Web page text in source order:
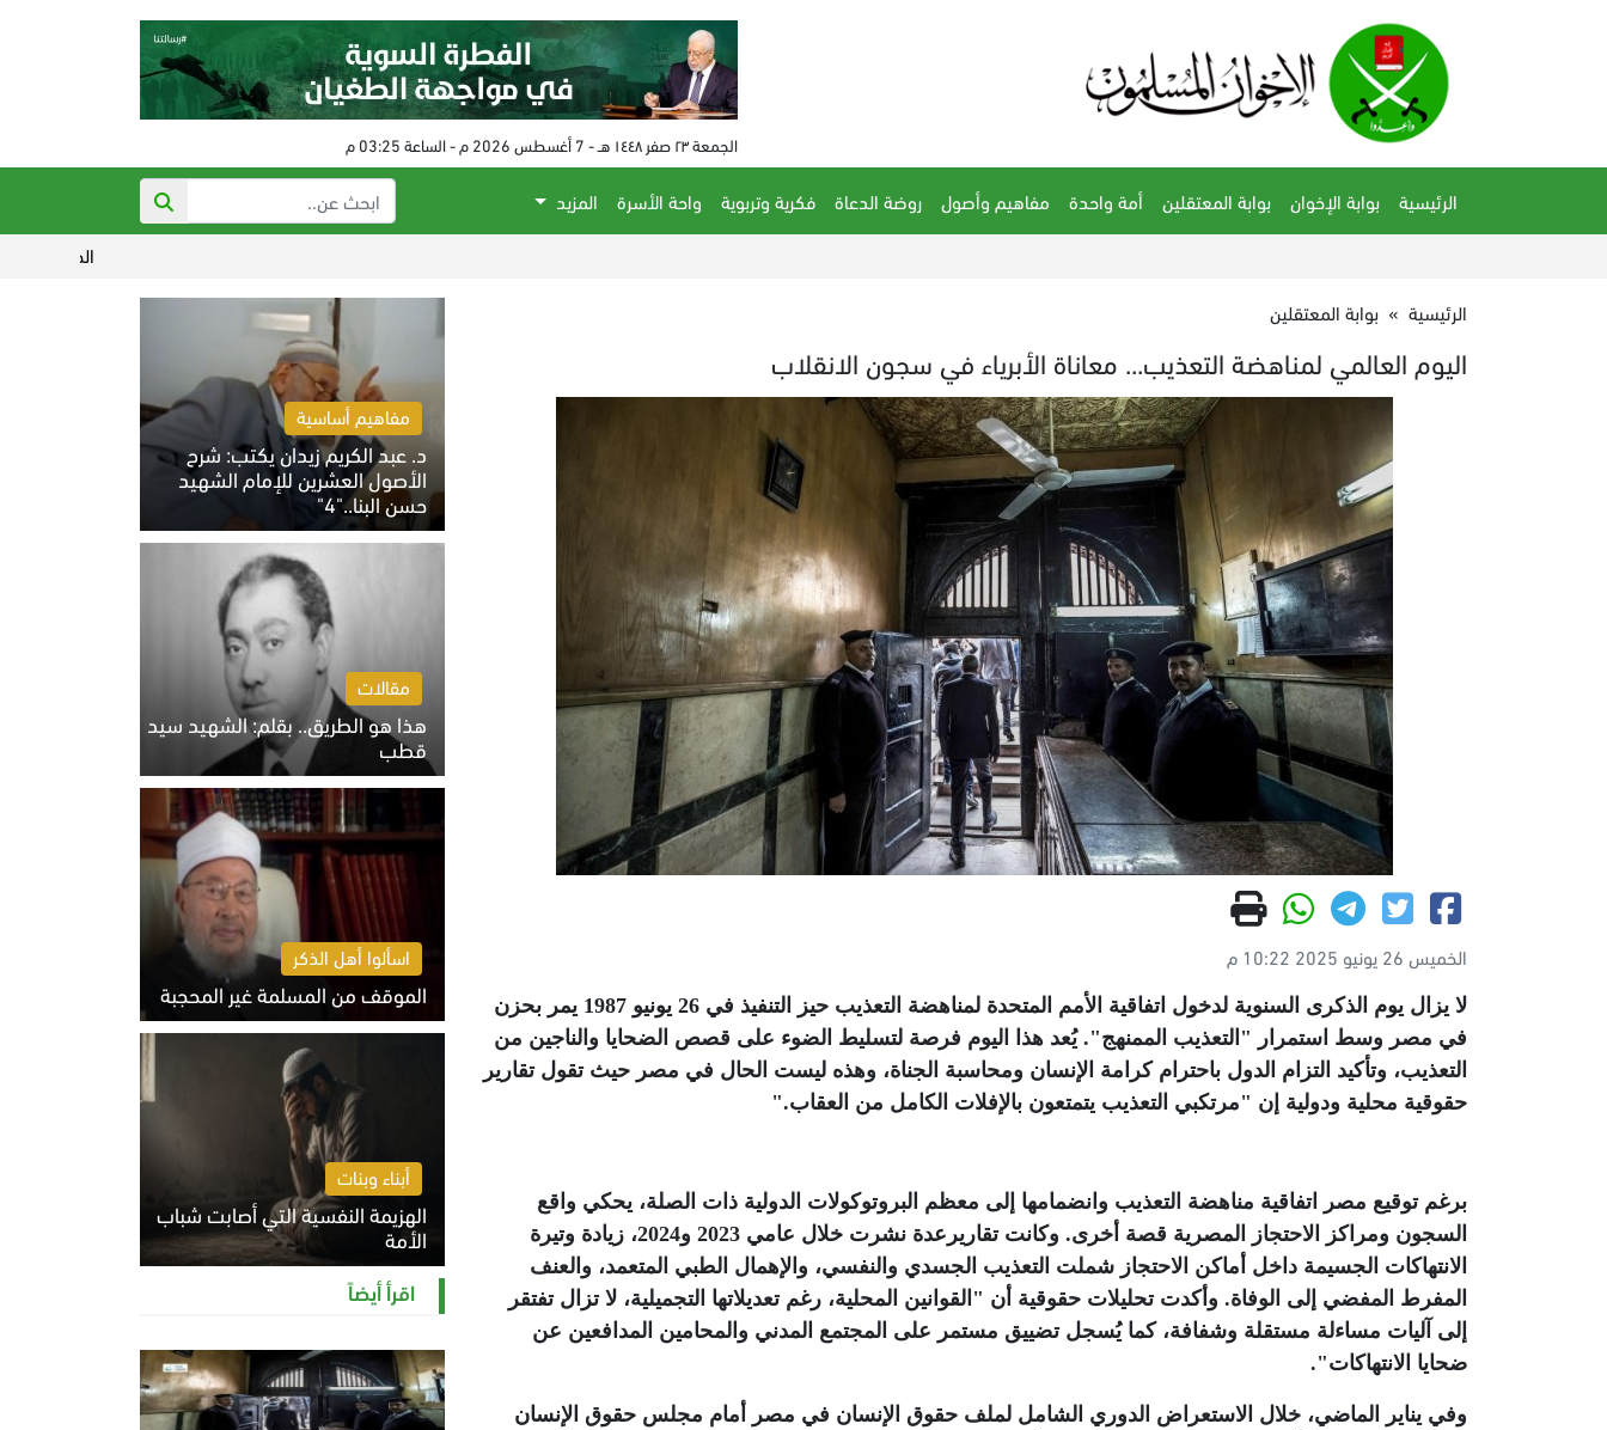
الجمعة ٢٣ صفر ١٤٤٨ هـ - 7 أغسطس 2026 م - الساعة 03:25 م
الرئيسية بوابة الإخوان بوابة المعتقلين أمة واحدة مفاهيم وأصول روضة الدعاة فكرية وتربوية واحة الأسرة
المزيد
الحكم على مفتي النظام
الرئيسية » بوابة المعتقلين
اليوم العالمي لمناهضة التعذيب... معاناة الأبرياء في سجون الانقلاب
الخميس 26 يونيو 2025 10:22 م
لا يزال يوم الذكرى السنوية لدخول اتفاقية الأمم المتحدة لمناهضة التعذيب حيز التنفيذ في 26 يونيو 1987 يمر بحزن
في مصر وسط استمرار "التعذيب الممنهج". يُعد هذا اليوم فرصة لتسليط الضوء على قصص الضحايا والناجين من
التعذيب، وتأكيد التزام الدول باحترام كرامة الإنسان ومحاسبة الجناة، وهذه ليست الحال في مصر حيث تقول تقارير
حقوقية محلية ودولية إن "مرتكبي التعذيب يتمتعون بالإفلات الكامل من العقاب".
برغم توقيع مصر اتفاقية مناهضة التعذيب وانضمامها إلى معظم البروتوكولات الدولية ذات الصلة، يحكي واقع
السجون ومراكز الاحتجاز المصرية قصة أخرى. وكانت تقاريرعدة نشرت خلال عامي 2023 و2024، زيادة وتيرة
الانتهاكات الجسيمة داخل أماكن الاحتجاز شملت التعذيب الجسدي والنفسي، والإهمال الطبي المتعمد، والعنف
المفرط المفضي إلى الوفاة. وأكدت تحليلات حقوقية أن "القوانين المحلية، رغم تعديلاتها التجميلية، لا تزال تفتقر
إلى آليات مساءلة مستقلة وشفافة، كما يُسجل تضييق مستمر على المجتمع المدني والمحامين المدافعين عن
ضحايا الانتهاكات".
وفي يناير الماضي، خلال الاستعراض الدوري الشامل لملف حقوق الإنسان في مصر أمام مجلس حقوق الإنسان
مفاهيم أساسية
د. عبد الكريم زيدان يكتب: شرح
الأصول العشرين للإمام الشهيد
حسن البنا.."4"
الخميس 6 أغسطس 2026 10:27 ص
مقالات
هذا هو الطريق.. بقلم: الشهيد سيد
قطب
الخميس 6 أغسطس 2026 10:52 ص
اسألوا أهل الذكر
الموقف من المسلمة غير المحجبة
الخميس 6 أغسطس 2026 10:45 ص
أبناء وبنات
الهزيمة النفسية التي أصابت شباب
الأمة
الخميس 6 أغسطس 2026 11:12 ص
اقرأ أيضاً